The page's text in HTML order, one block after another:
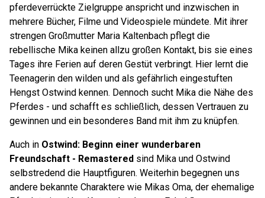
pferdeverrückte Zielgruppe anspricht und inzwischen in
mehrere Bücher, Filme und Videospiele mündete. Mit ihrer
strengen Großmutter Maria Kaltenbach pflegt die
rebellische Mika keinen allzu großen Kontakt, bis sie eines
Tages ihre Ferien auf deren Gestüt verbringt. Hier lernt die
Teenagerin den wilden und als gefährlich eingestuften
Hengst Ostwind kennen. Dennoch sucht Mika die Nähe des
Pferdes - und schafft es schließlich, dessen Vertrauen zu
gewinnen und ein besonderes Band mit ihm zu knüpfen.
Auch in Ostwind: Beginn einer wunderbaren
Freundschaft - Remastered sind Mika und Ostwind
selbstredend die Hauptfiguren. Weiterhin begegnen uns
andere bekannte Charaktere wie Mikas Oma, der ehemalige